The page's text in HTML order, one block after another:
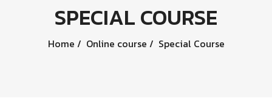
SPECIAL COURSE
Home Online course Special Course